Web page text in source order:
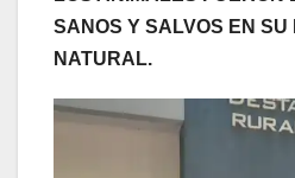
SANOS Y SALVOS EN SU
NATURAL.